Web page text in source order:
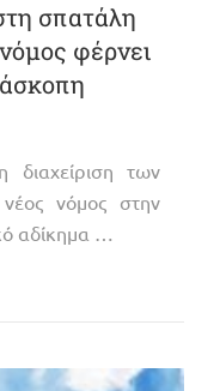
σπατάλη
φέρνει
διαχείριση των
νόμος στην
αδίκημα …